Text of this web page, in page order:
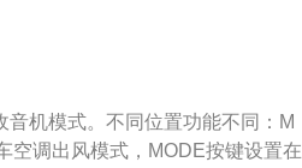
比较常见于多功能方向盘和中控台
个模式的切换。中控台空调控制
它的意思则为切换汽车空调出风模
切换。不同的地方，mode按键的
机模式。不同位置功能不同：M
空调出风模式，MODE按键设置在